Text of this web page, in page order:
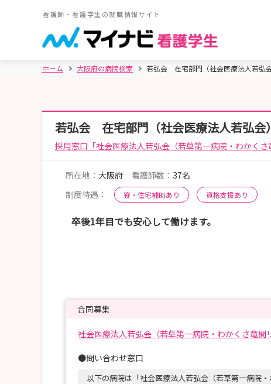
看護師・看護学生の就職情報サイト
ホーム 大阪府の病院検索 若弘会 在宅部門（社会医療法人若弘会
若弘会 在宅部門（社会医療法人若弘会）
採用窓口「社会医療法人若弘会（若草第一病院・わかくさ
所在地： 大阪府 看護師数： 37名
制度待遇：
寮・住宅補助あり 資格支援あり
卒後1年目でも安心して働けます。
合同募集
社会医療法人若弘会（若草第一病院・わかくさ竜間
●問い合わせ窓口
以下の病院は「社会医療法人若弘会（若草第一病院